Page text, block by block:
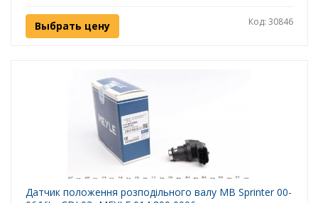
Выбрать цену Код: 30846
Датчик положення розподільного валу MB Sprinter 00-